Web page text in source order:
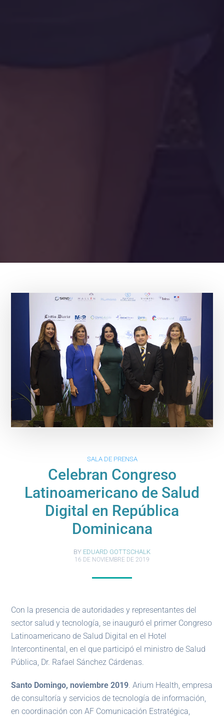
SALA DE PRENSA
Celebran Congreso
Latinoamericano de Salud
Digital en República
Dominicana
BY EDUARD GOTTSCHALK
16 DE NOVIEMBRE DE 2019
Con la presencia de autoridades y representantes del
sector salud y tecnología, se inauguró el primer Congreso
Latinoamericano de Salud Digital en el Hotel
Intercontinental, en el que participó el ministro de Salud
Pública, Dr. Rafael Sánchez Cárdenas.
Santo Domingo, noviembre 2019. Arium Health, empresa
de consultoría y servicios de tecnología de información,
en coordinación con AF Comunicación Estratégica,